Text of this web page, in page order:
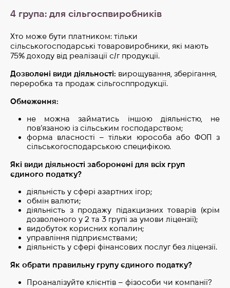
4 група: для сільгоспвиробників
Хто може бути платником: тільки
сільськогосподарські товаровиробники, які мають
75% доходу від реалізації с/г продукції.
Дозволені види діяльності: вирощування, зберігання,
переробка та продаж сільгосппродукції.
Обмеження:
не можна займатись іншою діяльністю, не
пов’язаною із сільським господарством;
форма власності – тільки юрособа або ФОП з
сільськогосподарською специфікою.
Які види діяльності заборонені для всіх груп
єдиного податку?
діяльність у сфері азартних ігор;
обмін валюти;
діяльність з продажу підакцизних товарів (крім
дозволеного у 2 та 3 групі за умови ліцензії);
видобуток корисних копалин;
управління підприємствами;
діяльність у сфері фінансових послуг без ліцензії.
Як обрати правильну групу єдиного податку?
Проаналізуйте клієнтів – фізособи чи компанії?